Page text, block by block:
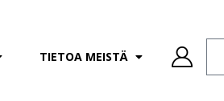
TIETOA MEISTÄ